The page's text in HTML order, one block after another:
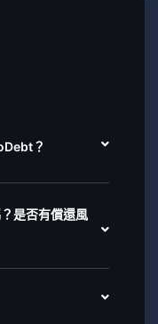
？
是否有償還風